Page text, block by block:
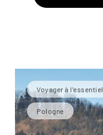
Voyager à l’essentiel
Pologne